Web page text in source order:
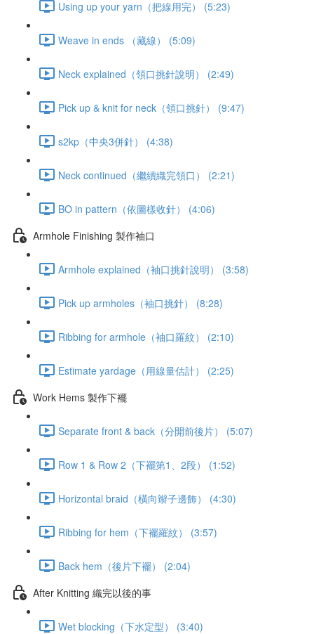
Using up your yarn（把線用完） (5:23)
Weave in ends （藏線） (5:09)
Neck explained（領口挑針說明） (2:49)
Pick up & knit for neck（領口挑針） (9:47)
s2kp（中央3併針） (4:38)
Neck continued（繼續織完領口） (2:21)
BO in pattern（依圖樣收針） (4:06)
Armhole Finishing 製作袖口
Armhole explained（袖口挑針說明） (3:58)
Pick up armholes（袖口挑針） (8:28)
Ribbing for armhole（袖口羅紋） (2:10)
Estimate yardage（用線量估計） (2:25)
Work Hems 製作下襬
Separate front & back（分開前後片） (5:07)
Row 1 & Row 2（下襬第1、2段） (1:52)
Horizontal braid（橫向辮子邊飾） (4:30)
Ribbing for hem（下襬羅紋） (3:57)
Back hem（後片下襬） (2:04)
After Knitting 織完以後的事
Wet blocking（下水定型） (3:40)